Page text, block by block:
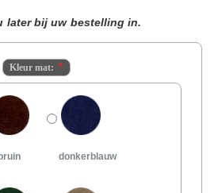
later bij uw bestelling in.
Kleur mat:
bruin donkerblauw